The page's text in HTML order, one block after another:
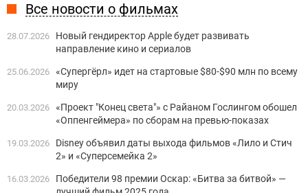
Все новости о фильмах
28.07.2026
Новый гендиректор Apple будет развивать
направление кино и сериалов
25.06.2026 «Супергёрл» идет на стартовые $80-$90 млн по всему
миру
20.03.2026 «Проект "Конец света"» с Райаном Гослингом обошел
«Оппенгеймера» по сборам на превью-показах
19.03.2026
Disney объявил даты выхода фильмов «Лило и Стич
2» и «Суперсемейка 2»
16.03.2026
Победители 98 премии Оскар: «Битва за битвой» —